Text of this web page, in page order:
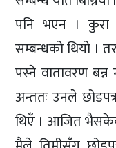
पनि भएन । कुरा
सम्बन्धको थियो ।
पस्ने वातावरण
अन्ततः उनले
थिएँ । आजित